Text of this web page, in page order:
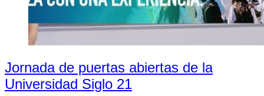
Jornada de puertas abiertas de la
Universidad Siglo 21